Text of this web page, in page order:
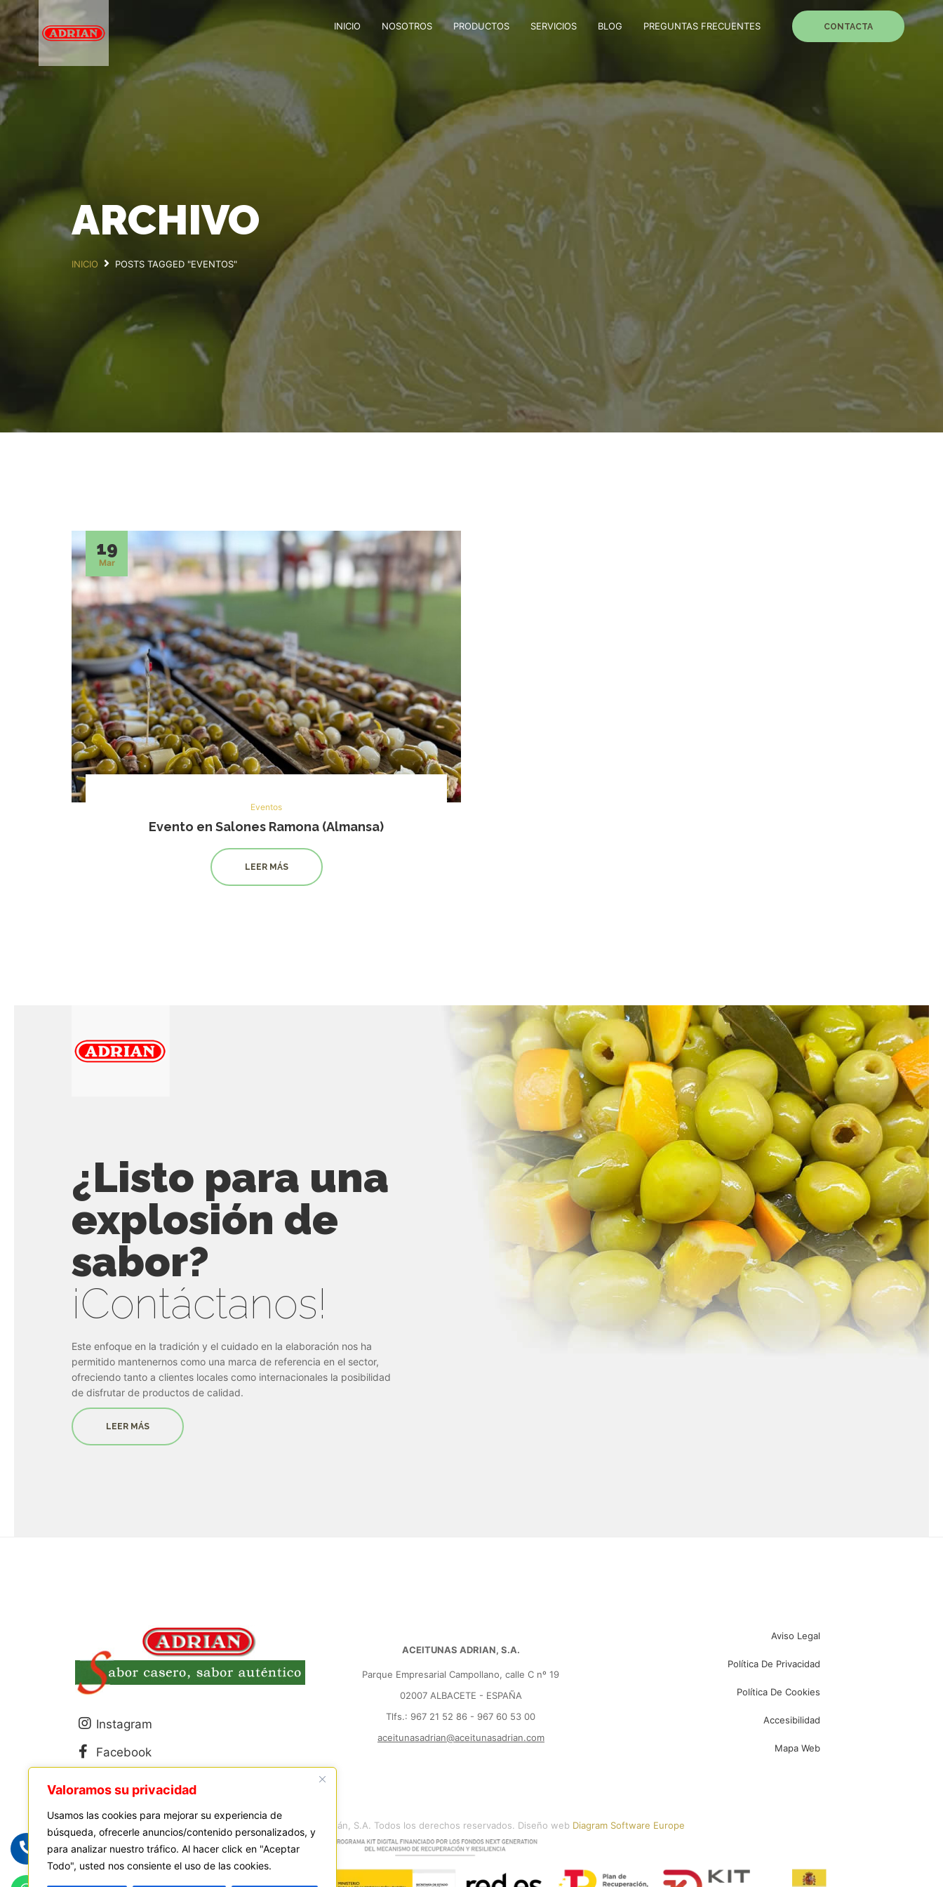
Valoramos su privacidad
Usamos las cookies para mejorar su experiencia de
búsqueda, ofrecerle anuncios/contenido personalizados, y
para analizar nuestro tráfico. Al hacer click en "Aceptar
Todo", usted nos consiente el uso de las cookies.
INICIO NOSOTROS PRODUCTOS SERVICIOS BLOG PREGUNTAS FRECUENTES CONTACTA
ARCHIVO
INICIO POSTS TAGGED "EVENTOS"
Eventos
Evento en Salones Ramona (Almansa)
LEER MÁS
19
Mar
¿Listo para una
explosión de
sabor?
¡Contáctanos!
Este enfoque en la tradición y el cuidado en la elaboración nos ha
permitido mantenernos como una marca de referencia en el sector,
ofreciendo tanto a clientes locales como internacionales la posibilidad
de disfrutar de productos de calidad.
LEER MÁS
Instagram
Facebook
ACEITUNAS ADRIAN, S.A.
Parque Empresarial Campollano, calle C nº 19
02007 ALBACETE - ESPAÑA
Tlfs.: 967 21 52 86 - 967 60 53 00
aceitunasadrian@aceitunasadrian.com
Aviso Legal
Política De Privacidad
Política De Cookies
Accesibilidad
Mapa Web
© 2026 Aceitunas Adrián, S.A. Todos los derechos reservados. Diseño web Diagram Software Europe